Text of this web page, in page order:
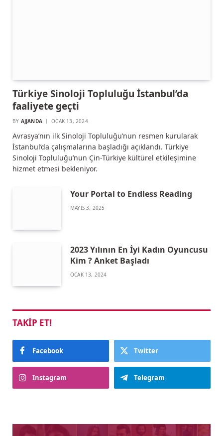
Türkiye Sinoloji Topluluğu İstanbul’da
faaliyete geçti
BY AJJANDA OCAK 13, 2024
Avrasya’nın ilk Sinoloji Topluluğu’nun resmen kurularak
İstanbul’da çalışmalarına başladığı açıklandı. Türkiye
Sinoloji Topluluğu’nun Çin-Türkiye kültürel etkileşimine
hizmet etmesi bekleniyor.
Your Portal to Endless Reading
MAYIS 3, 2025
2023 Yılının En İyi Kadın Oyuncusu
Kim ? Anket Başladı
OCAK 13, 2024
TAKIP ET!
Facebook Twitter
Instagram Telegram